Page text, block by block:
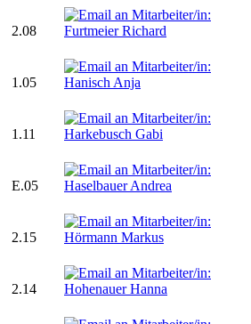
2.08
1.05
1.11
E.05
2.15
2.14